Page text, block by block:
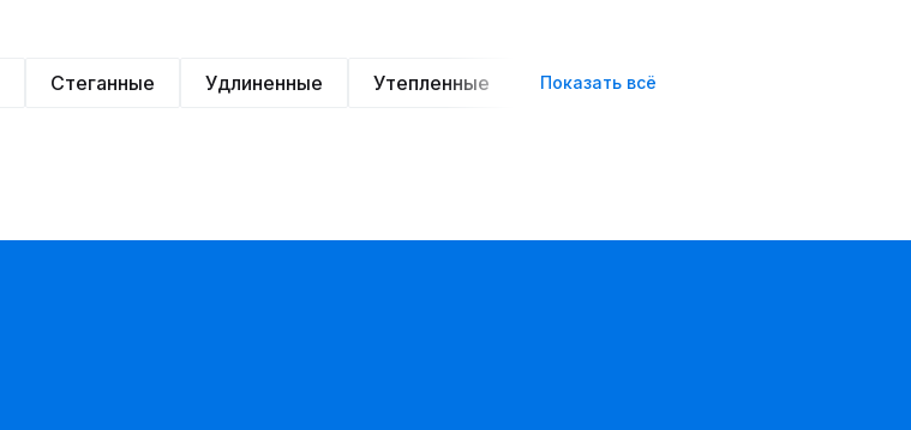
Стеганные Удлиненные Утепленные С капюшоном
Показать всё